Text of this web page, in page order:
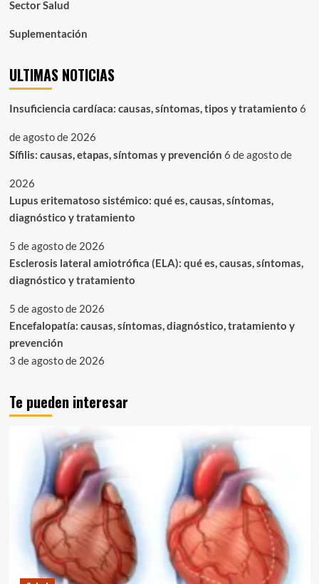
Sector Salud
Suplementación
ULTIMAS NOTICIAS
Insuficiencia cardíaca: causas, síntomas, tipos y tratamiento 6
de agosto de 2026
Sífilis: causas, etapas, síntomas y prevención 6 de agosto de
2026
Lupus eritematoso sistémico: qué es, causas, síntomas,
diagnóstico y tratamiento
5 de agosto de 2026
Esclerosis lateral amiotrófica (ELA): qué es, causas, síntomas,
diagnóstico y tratamiento
5 de agosto de 2026
Encefalopatía: causas, síntomas, diagnóstico, tratamiento y
prevención
3 de agosto de 2026
Te pueden interesar